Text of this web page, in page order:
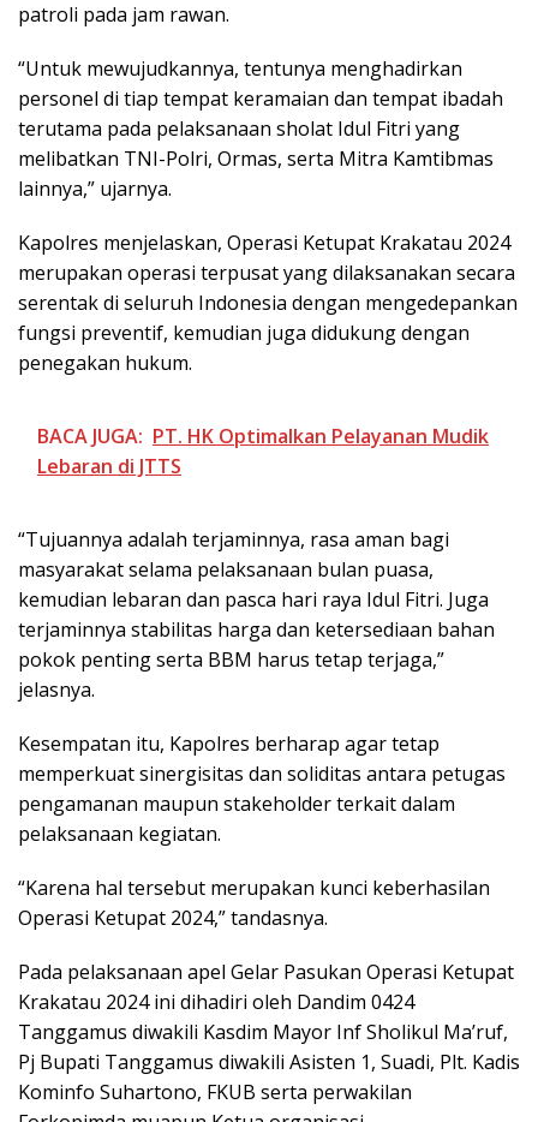
patroli pada jam rawan.
“Untuk mewujudkannya, tentunya menghadirkan
personel di tiap tempat keramaian dan tempat ibadah
terutama pada pelaksanaan sholat Idul Fitri yang
melibatkan TNI-Polri, Ormas, serta Mitra Kamtibmas
lainnya,” ujarnya.
Kapolres menjelaskan, Operasi Ketupat Krakatau 2024
merupakan operasi terpusat yang dilaksanakan secara
serentak di seluruh Indonesia dengan mengedepankan
fungsi preventif, kemudian juga didukung dengan
penegakan hukum.
BACA JUGA: PT. HK Optimalkan Pelayanan Mudik
Lebaran di JTTS
“Tujuannya adalah terjaminnya, rasa aman bagi
masyarakat selama pelaksanaan bulan puasa,
kemudian lebaran dan pasca hari raya Idul Fitri. Juga
terjaminnya stabilitas harga dan ketersediaan bahan
pokok penting serta BBM harus tetap terjaga,”
jelasnya.
Kesempatan itu, Kapolres berharap agar tetap
memperkuat sinergisitas dan soliditas antara petugas
pengamanan maupun stakeholder terkait dalam
pelaksanaan kegiatan.
“Karena hal tersebut merupakan kunci keberhasilan
Operasi Ketupat 2024,” tandasnya.
Pada pelaksanaan apel Gelar Pasukan Operasi Ketupat
Krakatau 2024 ini dihadiri oleh Dandim 0424
Tanggamus diwakili Kasdim Mayor Inf Sholikul Ma’ruf,
Pj Bupati Tanggamus diwakili Asisten 1, Suadi, Plt. Kadis
Kominfo Suhartono, FKUB serta perwakilan